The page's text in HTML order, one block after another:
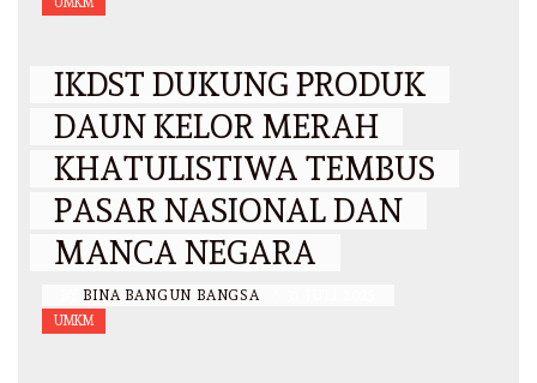
UMKM
IKDST DUKUNG PRODUK
DAUN KELOR MERAH
KHATULISTIWA TEMBUS
PASAR NASIONAL DAN
MANCA NEGARA
BINA BANGUN BANGSA
UMKM